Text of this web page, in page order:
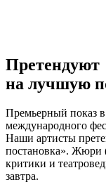
Претендуют
на лучшую
Премьерный показ
международного
Наши артисты
постановка». Жюри
критики и
завтра.